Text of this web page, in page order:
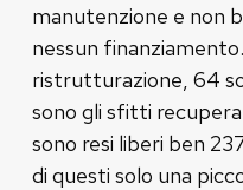
manutenzione e non
nessun
ristrutturazione, 64
sono gli sfitti
sono resi liberi ben
di questi solo una